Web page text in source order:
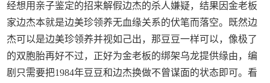
经想用亲子鉴定的招来解假边杰的杀人嫌疑，结果因金老板
家边杰本就是边美珍领养无血缘关系的伏笔而落空。既然边
杰可以是边美珍领养并视如己出，那豆豆一样可以，像极了
的双胞胎再好不过，正好为金老板的绑架乌龙提供缘由，编
剧只需要把1984年豆豆和边杰换做不曾谋面的状态即可。看